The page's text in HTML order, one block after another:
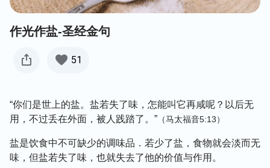
作光作盐-圣经金句
51
“你们是世上的盐。盐若失了味，怎能叫它再咸呢？以后无
用，不过丢在外面，被人践踏了。” （马太福音5:13）
盐是饮食中不可缺少的调味品．若少了盐，食物就会淡而无
味，但盐若失了味，也就失去了他的价值与作用。